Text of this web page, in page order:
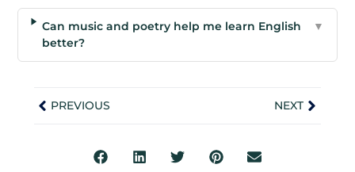
Can music and poetry help me learn English
better?
▼
PREVIOUS NEXT